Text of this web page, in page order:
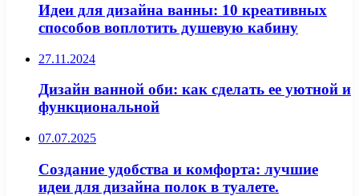
Идеи для дизайна ванны: 10 креативных
способов воплотить душевую кабину
27.11.2024
Дизайн ванной оби: как сделать ее уютной и
функциональной
07.07.2025
Создание удобства и комфорта: лучшие
идеи для дизайна полок в туалете.